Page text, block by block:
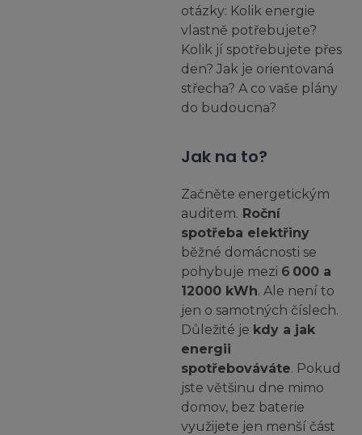
otázky: Kolik energie
vlastně potřebujete?
Kolik jí spotřebujete přes
den? Jak je orientovaná
střecha? A co vaše plány
do budoucna?
Jak na to?
Začněte energetickým
auditem. Roční
spotřeba elektřiny
běžné domácnosti se
pohybuje mezi 6 000 a
12000 kWh. Ale není to
jen o samotných číslech.
Důležité je kdy a jak
energii
spotřebováváte. Pokud
jste většinu dne mimo
domov, bez baterie
využijete jen menší část